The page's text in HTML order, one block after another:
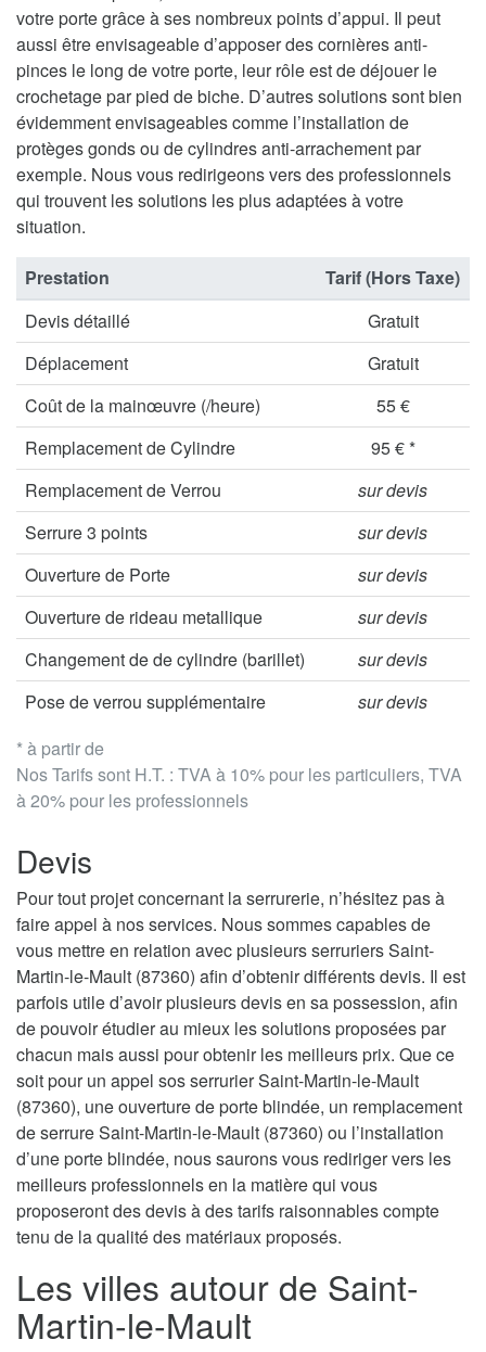
votre porte grâce à ses nombreux points d’appui. Il peut
aussi être envisageable d’apposer des cornières anti-
pinces le long de votre porte, leur rôle est de déjouer le
crochetage par pied de biche. D’autres solutions sont bien
évidemment envisageables comme l’installation de
protèges gonds ou de cylindres anti-arrachement par
exemple. Nous vous redirigeons vers des professionnels
qui trouvent les solutions les plus adaptées à votre
situation.
* à partir de
Nos Tarifs sont H.T. : TVA à 10% pour les particuliers, TVA
à 20% pour les professionnels
Prestation
Tarif (Hors Taxe)
Devis détaillé
Gratuit
Déplacement
Gratuit
Coût de la mainœuvre (/heure)
55 €
Remplacement de Cylindre
95 € *
Remplacement de Verrou
sur devis
Serrure 3 points
sur devis
Ouverture de Porte
sur devis
Ouverture de rideau metallique
sur devis
Changement de de cylindre (barillet)
sur devis
Pose de verrou supplémentaire
sur devis
Devis
Pour tout projet concernant la serrurerie, n’hésitez pas à
faire appel à nos services. Nous sommes capables de
vous mettre en relation avec plusieurs serruriers Saint-
Martin-le-Mault (87360) afin d’obtenir différents devis. Il est
parfois utile d’avoir plusieurs devis en sa possession, afin
de pouvoir étudier au mieux les solutions proposées par
chacun mais aussi pour obtenir les meilleurs prix. Que ce
soit pour un appel sos serrurier Saint-Martin-le-Mault
(87360), une ouverture de porte blindée, un remplacement
de serrure Saint-Martin-le-Mault (87360) ou l’installation
d’une porte blindée, nous saurons vous rediriger vers les
meilleurs professionnels en la matière qui vous
proposeront des devis à des tarifs raisonnables compte
tenu de la qualité des matériaux proposés.
Les villes autour de Saint-
Martin-le-Mault